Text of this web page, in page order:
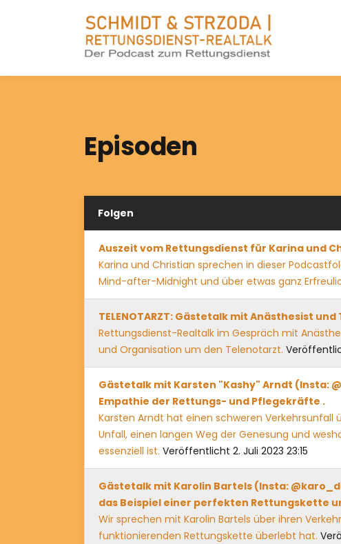
Episoden
Folgen
Auszeit vom Rettungsdienst für Karina und
Karina und Christian sprechen in dieser
Mind-after-Midnight und über etwas ganz
TELENOTARZT: Gästetalk mit Anästhesist
Rettungsdienst-Realtalk im Gespräch mit
und Organisation um den Telenotarzt.
Gästetalk mit Karsten "Kashy" Arndt (Insta:
Empathie der Rettungs- und Pflegekräfte .
Karsten Arndt hat einen schweren
Unfall, einen langen Weg der Genesung und
essenziell ist. Veröffentlicht 2. Juli 2023 23:15
Gästetalk mit Karolin Bartels (Insta:
das Beispiel einer perfekten Rettungskette
Wir sprechen mit Karolin Bartels über ihren
funktionierenden Rettungskette überlebt hat.